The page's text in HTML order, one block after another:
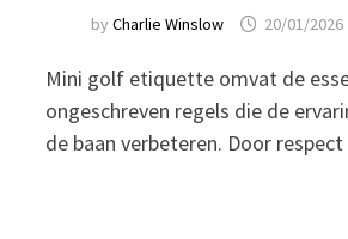
byCharlie Winslow 20/01/2026
Mini golf etiquette omvat de
ongeschreven regels die de
de baan verbeteren. Door